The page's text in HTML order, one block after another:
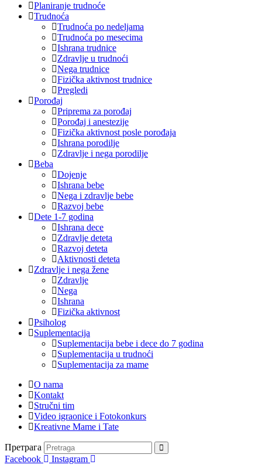
Planiranje trudnoće
Trudnoća
Trudnoća po nedeljama
Trudnoća po mesecima
Ishrana trudnice
Zdravlje u trudnoći
Nega trudnice
Fizička aktivnost trudnice
Pregledi
Porođaj
Priprema za porođaj
Porođaj i anestezije
Fizička aktivnost posle porođaja
Ishrana porodilje
Zdravlje i nega porodilje
Beba
Dojenje
Ishrana bebe
Nega i zdravlje bebe
Razvoj bebe
Dete 1-7 godina
Ishrana dece
Zdravlje deteta
Razvoj deteta
Aktivnosti deteta
Zdravlje i nega žene
Zdravlje
Nega
Ishrana
Fizička aktivnost
Psiholog
Suplementacija
Suplementacija bebe i dece do 7 godina
Suplementacija u trudnoći
Suplementacija za mame
O nama
Kontakt
Stručni tim
Video igraonice i Fotokonkurs
Kreativne Mame i Tate
Претрага
Facebook
Instagram